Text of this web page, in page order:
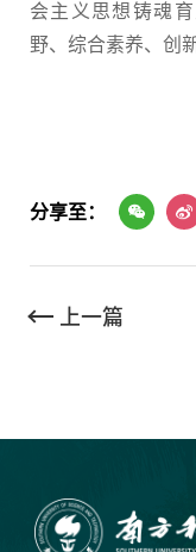
会主义思想铸魂
野、综合素养、创
分享至：
上一篇